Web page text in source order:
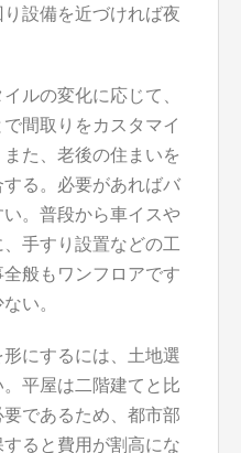
設備を近づければ夜
ルの変化に応じて、
間取りをカスタマイ
た、老後の住まいを
る。必要があればバ
。普段から車イスや
手すり設置などの工
般もワンフロアです
い。
にするには、土地選
平屋は二階建てと比
であるため、都市部
ると費用が割高にな